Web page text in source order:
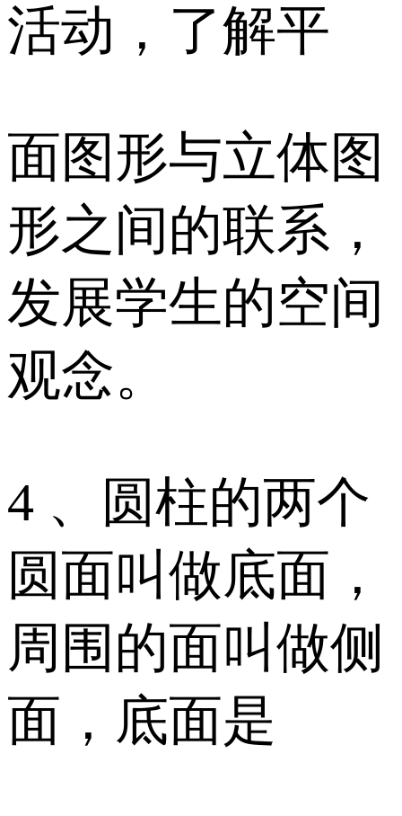
活动，了解平
面图形与立体图
形之间的联系，
发展学生的空间
观念。
4 、圆柱的两个
圆面叫做底面，
周围的面叫做侧
面，底面是